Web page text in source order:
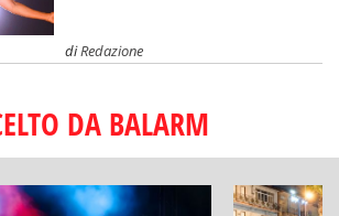
diRedazione
DA BALARM